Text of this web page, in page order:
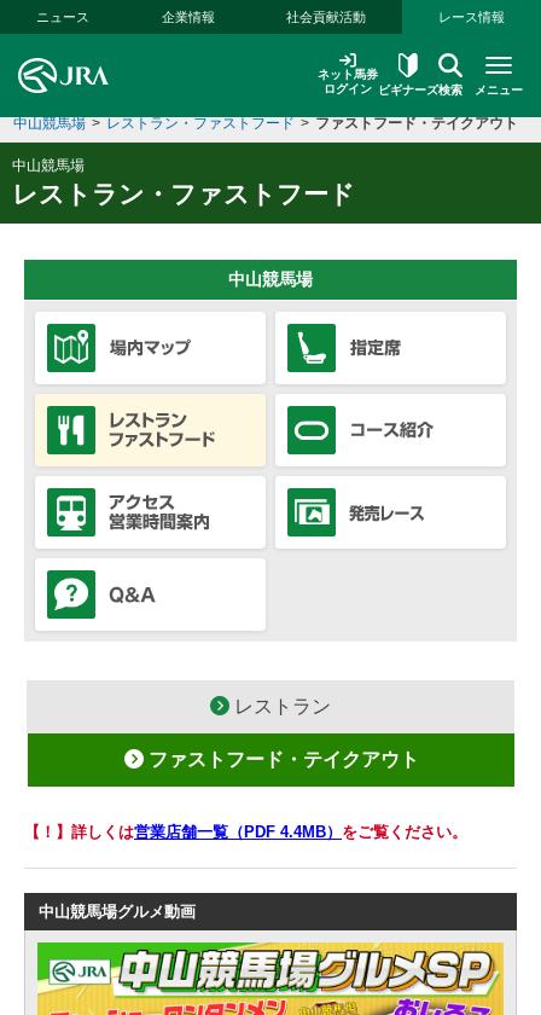
本文へ移動する
ニュース 企業情報 社会貢献活動 レース情報
ネット馬券
ログイン
ビギナーズ検索 メニュー
中山競馬場 > レストラン・ファストフード > ファストフード・テイクアウト
中山競馬場
レストラン・ファストフード
中山競馬場
レストラン
ファストフード・テイクアウト
【！】詳しくは営業店舗一覧（PDF 4.4MB） をご覧ください。
中山競馬場グルメ動画